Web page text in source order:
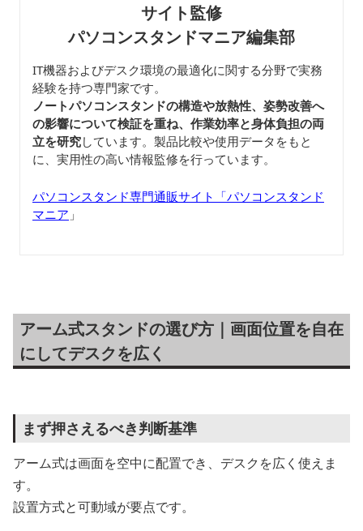
サイト監修
パソコンスタンドマニア編集部
IT機器およびデスク環境の最適化に関する分野で実務
経験を持つ専門家です。
ノートパソコンスタンドの構造や放熱性、姿勢改善へ
の影響について検証を重ね、作業効率と身体負担の両
立を研究しています。製品比較や使用データをもと
に、実用性の高い情報監修を行っています。
パソコンスタンド専門通販サイト「パソコンスタンド
マニア 」
アーム式スタンドの選び方｜画面位置を自在
にしてデスクを広く
まず押さえるべき判断基準
アーム式は画面を空中に配置でき、デスクを広く使えま
す。
設置方式と可動域が要点です。